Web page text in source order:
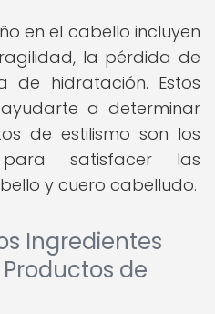
en el cabello incluyen
la pérdida de
hidratación. Estos
a determinar
de estilismo son los
satisfacer las
y cuero cabelludo.
Ingredientes
de